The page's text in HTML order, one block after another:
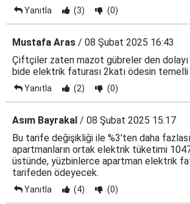
Yanıtla (3) (0)
Mustafa Aras / 08 Şubat 2025 16:43
Çiftçiler zaten mazot gübreler den dolayı
bide elektrik faturası 2katı ödesin
Yanıtla (2) (0)
Asım Bayrakal / 08 Şubat 2025 15:17
Bu tarife değişikliği ile %3'ten daha
apartmanların ortak elektrik tüketimi
üstünde, yüzbinlerce apartman elektrik
tarifeden ödeyecek.
Yanıtla (4) (0)